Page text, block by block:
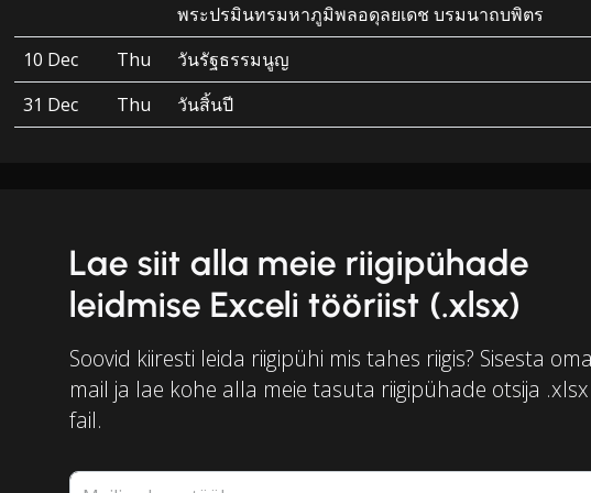
พระปรมินทรมหาภูมิพลอดุลยเดช บรมนาถบพิตร
10 Dec
Thu
วันรัฐธรรมนูญ
31 Dec
Thu วันสิ้นปี
Lae siit alla meie riigipühade
leidmise Exceli tööriist (.xlsx)
Soovid kiiresti leida riigipühi mis tahes riigis? Sisesta
mail ja lae kohe alla meie tasuta riigipühade otsija .xlsx
fail.